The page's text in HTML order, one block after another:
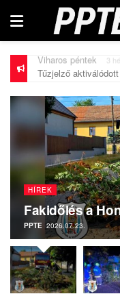
Tűzjelző aktiválódott
HÍREK
Fakidőlés a
PPTE 2026.07.23.